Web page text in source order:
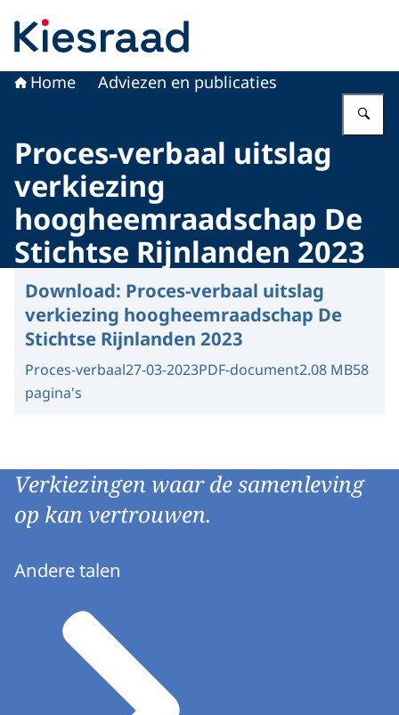
Home Adviezen en publicaties
Proces-verbaal uitslag
verkiezing
hoogheemraadschap De
Stichtse Rijnlanden 2023
Download: Proces-verbaal uitslag
verkiezing hoogheemraadschap De
Stichtse Rijnlanden 2023
Proces-verbaal27-03-2023PDF-document2.08 MB58
pagina's
Verkiezingen waar de samenleving
op kan vertrouwen.
Andere talen